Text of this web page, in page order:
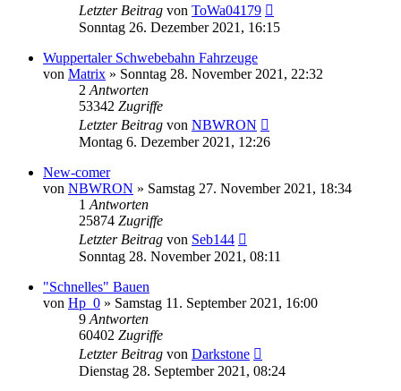
Letzter Beitrag von ToWa04179
Sonntag 26. Dezember 2021, 16:15
Wuppertaler Schwebebahn Fahrzeuge
von Matrix » Sonntag 28. November 2021, 22:32
2 Antworten
53342 Zugriffe
Letzter Beitrag von NBWRON
Montag 6. Dezember 2021, 12:26
New-comer
von NBWRON » Samstag 27. November 2021, 18:34
1 Antworten
25874 Zugriffe
Letzter Beitrag von Seb144
Sonntag 28. November 2021, 08:11
"Schnelles" Bauen
von Hp_0 » Samstag 11. September 2021, 16:00
9 Antworten
60402 Zugriffe
Letzter Beitrag von Darkstone
Dienstag 28. September 2021, 08:24